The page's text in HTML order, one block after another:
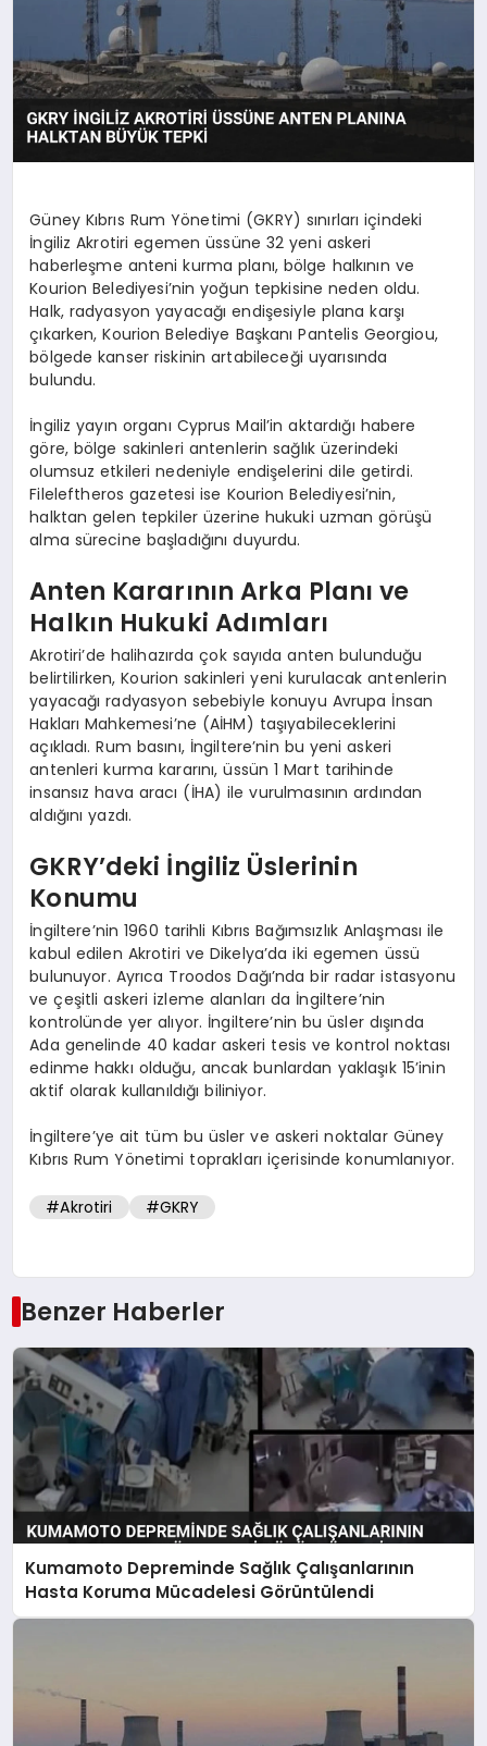
SPOR
TEKNOLOJI
Güney Kıbrıs Rum Yönetimi (GKRY) sınırları içindeki
İngiliz Akrotiri egemen üssüne 32 yeni askeri
haberleşme anteni kurma planı, bölge halkının ve
Kourion Belediyesi’nin yoğun tepkisine neden oldu.
Halk, radyasyon yayacağı endişesiyle plana karşı
çıkarken, Kourion Belediye Başkanı Pantelis Georgiou,
bölgede kanser riskinin artabileceği uyarısında
bulundu.
İngiliz yayın organı Cyprus Mail’in aktardığı habere
göre, bölge sakinleri antenlerin sağlık üzerindeki
olumsuz etkileri nedeniyle endişelerini dile getirdi.
Fileleftheros gazetesi ise Kourion Belediyesi’nin,
halktan gelen tepkiler üzerine hukuki uzman görüşü
alma sürecine başladığını duyurdu.
Anten Kararının Arka Planı ve
Halkın Hukuki Adımları
Akrotiri’de halihazırda çok sayıda anten bulunduğu
belirtilirken, Kourion sakinleri yeni kurulacak antenlerin
yayacağı radyasyon sebebiyle konuyu Avrupa İnsan
Hakları Mahkemesi’ne (AİHM) taşıyabileceklerini
açıkladı. Rum basını, İngiltere’nin bu yeni askeri
antenleri kurma kararını, üssün 1 Mart tarihinde
insansız hava aracı (İHA) ile vurulmasının ardından
aldığını yazdı.
GKRY’deki İngiliz Üslerinin
Konumu
İngiltere’nin 1960 tarihli Kıbrıs Bağımsızlık Anlaşması ile
kabul edilen Akrotiri ve Dikelya’da iki egemen üssü
bulunuyor. Ayrıca Troodos Dağı’nda bir radar istasyonu
ve çeşitli askeri izleme alanları da İngiltere’nin
kontrolünde yer alıyor. İngiltere’nin bu üsler dışında
Ada genelinde 40 kadar askeri tesis ve kontrol noktası
edinme hakkı olduğu, ancak bunlardan yaklaşık 15’inin
aktif olarak kullanıldığı biliniyor.
İngiltere’ye ait tüm bu üsler ve askeri noktalar Güney
Kıbrıs Rum Yönetimi toprakları içerisinde konumlanıyor.
#Akrotiri #GKRY
Benzer Haberler
Kumamoto Depreminde Sağlık Çalışanlarının
Hasta Koruma Mücadelesi Görüntülendi